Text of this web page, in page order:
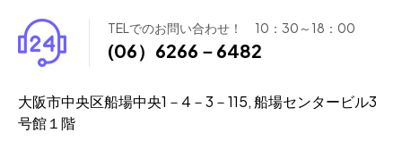
TELでのお問い合わせ！ 10：30～18：00
(06）6266－6482
大阪市中央区船場中央1－4－3－115, 船場センタービル3
号館１階